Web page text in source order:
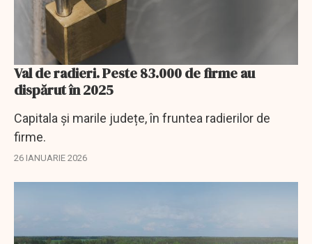
Val de radieri. Peste 83.000 de firme au
dispărut în 2025
Capitala și marile județe, în fruntea radierilor de
firme.
26 IANUARIE 2026